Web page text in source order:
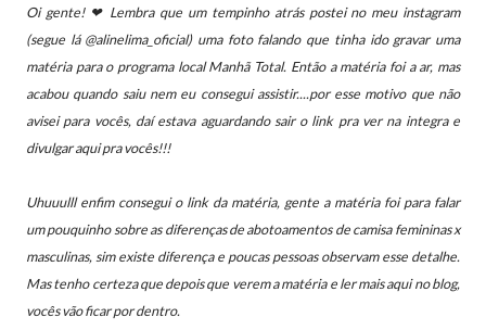
Oi gente! ❤ Lembra que um tempinho atrás postei no meu instagram
(segue lá @alinelima_oficial) uma foto falando que tinha ido gravar uma
matéria para o programa local Manhã Total. Então a matéria foi a ar, mas
acabou quando saiu nem eu consegui assistir....por esse motivo que não
avisei para vocês, daí estava aguardando sair o link pra ver na integra e
divulgar aqui pra vocês!!!
Uhuuulll enfim consegui o link da matéria, gente a matéria foi para falar
umpouquinho sobre as diferenças de abotoamentos de camisa femininas x
masculinas, sim existe diferença e poucas pessoas observam esse detalhe.
Mas tenho certeza que depois que verem a matéria e ler mais aqui no blog,
vocês vão ficar por dentro.